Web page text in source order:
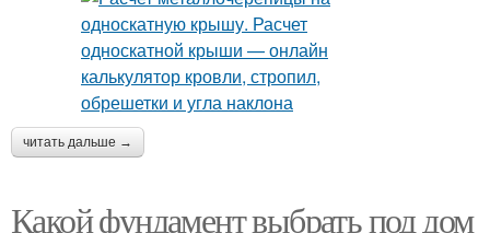
читать дальше →
Какой фундамент выбрать под дом